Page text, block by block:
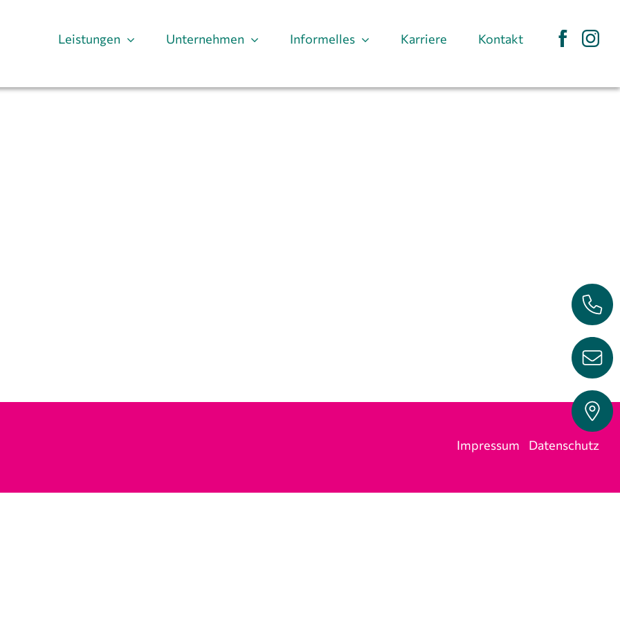
Leistungen Unternehmen Informelles Karriere Kontakt
Impressum Datenschutz